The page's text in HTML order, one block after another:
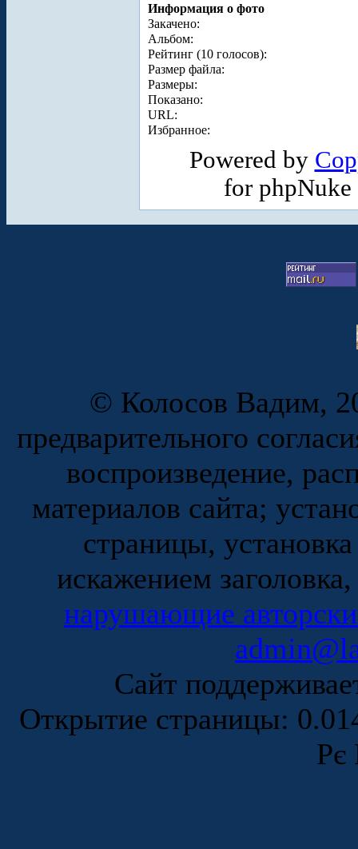
Информация о фото
Закачено:
Альбом:
Рейтинг (10 голосов):
Размер файла:
Размеры:
Показано:
URL:
Избранное:
Powered by
for
© Колосов Вадим,
предварительного
воспроизведение,
материалов сайта;
страницы,
искажением
нарушающие
Сайт
Открытие страницы:
Рє